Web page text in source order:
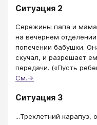
Ситуация 2
Сережины папа и мама
на вечернем
попечении бабушки.
скучал, и разрешает
передачи. («Пусть
См.→
Ситуация 3
...Трехлетний карапуз,